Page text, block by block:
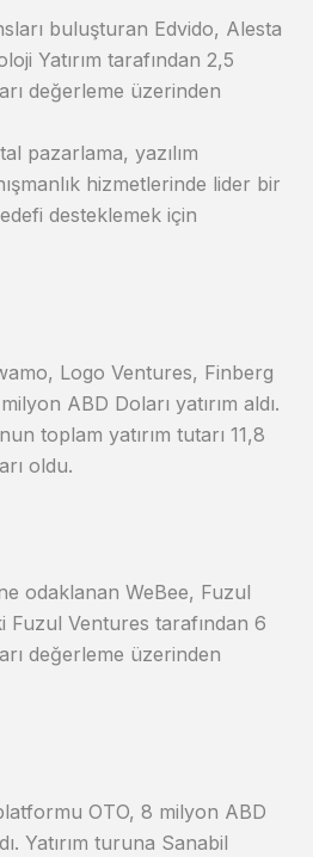
buluşturan Edvido, Alesta
Yatırım tarafından 2,5
değerleme üzerinden
pazarlama, yazılım
hizmetlerinde lider bir
desteklemek için
Logo Ventures, Finberg
ABD Doları yatırım aldı.
toplam yatırım tutarı 11,8
oldu.
odaklanan WeBee, Fuzul
Fuzul Ventures tarafından 6
değerleme üzerinden
OTO, 8 milyon ABD
Yatırım turuna Sanabil